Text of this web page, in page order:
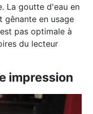
La goutte d'eau en
gênante en usage
pas optimale à
du lecteur
impression